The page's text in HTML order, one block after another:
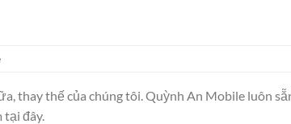
thay thế của chúng tôi. Quỳnh An Mobile luôn
tại đây.